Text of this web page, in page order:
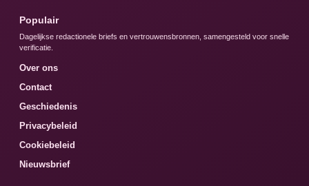
Populair
Dagelijkse redactionele briefs en vertrouwensbronnen, samengesteld voor snelle
verificatie.
Over ons
Contact
Geschiedenis
Privacybeleid
Cookiebeleid
Nieuwsbrief